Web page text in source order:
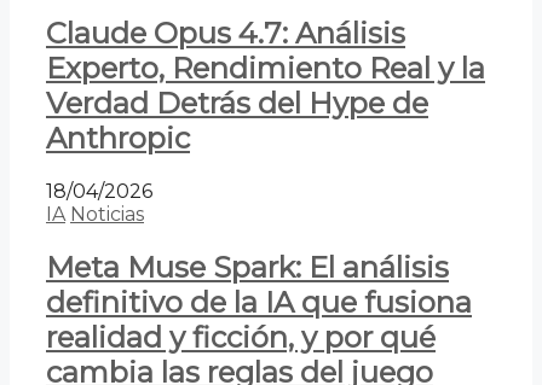
Claude Opus 4.7: Análisis
Experto, Rendimiento Real y la
Verdad Detrás del Hype de
Anthropic
18/04/2026
IA Noticias
Meta Muse Spark: El análisis
definitivo de la IA que fusiona
realidad y ficción, y por qué
cambia las reglas del juego